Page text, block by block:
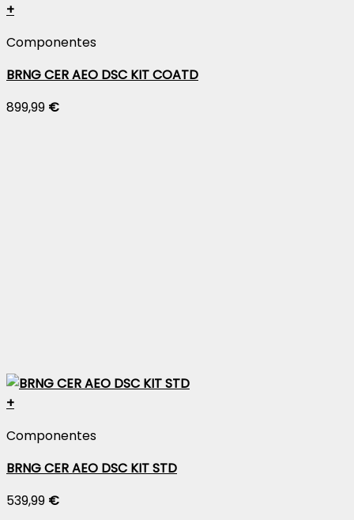
+
Componentes
BRNG CER AEO DSC KIT COATD
899,99 €
+
Componentes
BRNG CER AEO DSC KIT STD
539,99 €